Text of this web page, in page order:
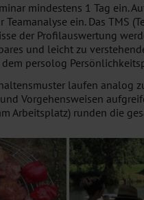
mindestens 1 Tag ein.
Teamanalyse ein. Das TMS
der Profilauswertung
und leicht zu
persolog
laufen analog
Vorgehensweisen
Arbeitsplatz) runden die